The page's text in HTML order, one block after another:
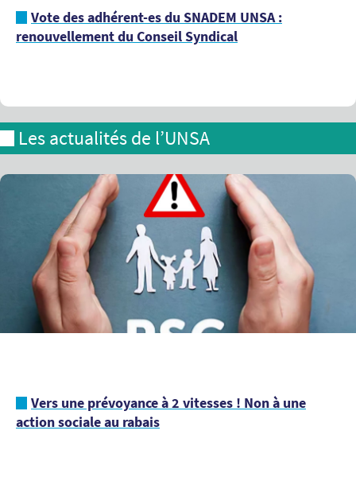
Vote des adhérent-es du SNADEM UNSA :
renouvellement du Conseil Syndical
Les actualités de l’UNSA
Vers une prévoyance à 2 vitesses ! Non à une
action sociale au rabais